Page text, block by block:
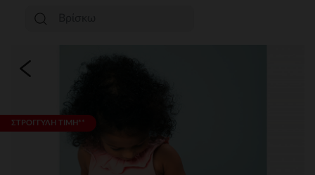
ΣΤΡΟΓΓΥΛΗ ΤΙΜΗ**